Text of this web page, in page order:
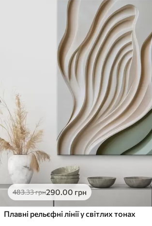
483.33грн290 .00 грн
Плавні рельєфні лінії у світлих тонах